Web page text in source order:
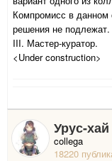
Компромисс в
решения не подлежат.
III. Мастер-куратор.
<Under construction>
Урус-хай
collega
18220